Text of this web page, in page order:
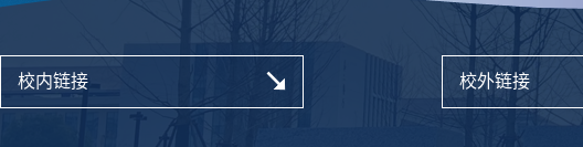
校内链接 校外链接